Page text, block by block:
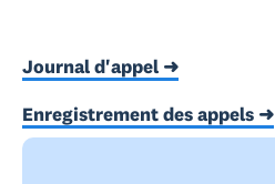
Journal d'appel ➜
Enregistrement des appels ➜